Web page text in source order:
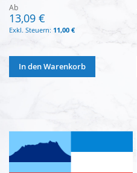
Ab
13,09 €
11,00 €
In den Warenkorb